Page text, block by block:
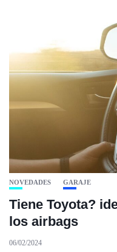
NOVEDADES GARAJE
Tiene Toyota?
los airbags
06/02/2024